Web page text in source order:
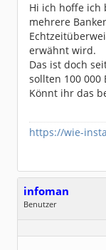
Hi ich hoffe ich
mehrere
erwähnt wird.
Das ist doch
sollten 100 000
Könnt ihr das
https://wie-
infoman
Benutzer
Dabei seit:
06 /